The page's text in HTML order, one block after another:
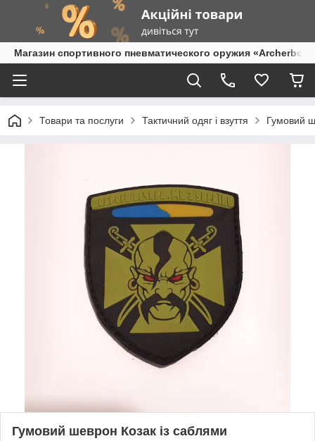
Магазин спортивного пневматического оружия
Товари та послуги Тактичний одяг і взуття Гумовий
Гумовий шеврон Козак із саблями